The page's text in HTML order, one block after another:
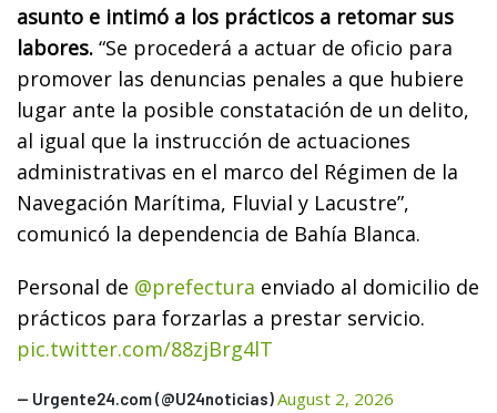
asunto e intimó a los prácticos a retomar sus
labores. “Se procederá a actuar de oficio para
promover las denuncias penales a que hubiere
lugar ante la posible constatación de un delito,
al igual que la instrucción de actuaciones
administrativas en el marco del Régimen de la
Navegación Marítima, Fluvial y Lacustre”,
comunicó la dependencia de Bahía Blanca.
Personal de @prefectura enviado al domicilio de
prácticos para forzarlas a prestar servicio.
pic.twitter.com/88zjBrg4lT
— Urgente24.com (@U24noticias)August 2, 2026